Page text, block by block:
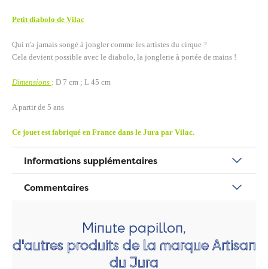
Petit diabolo de Vilac
Qui n'a jamais songé à jongler comme les artistes du cirque ?
Cela devient possible avec le diabolo, la jonglerie à portée de mains !
Dimensions : D 7 cm ; L 45 cm
A partir de 5 ans
Ce jouet est fabriqué en France dans le Jura par Vilac.
Informations supplémentaires
Commentaires
Minute papillon,
d'autres produits de la marque Artisan
du Jura